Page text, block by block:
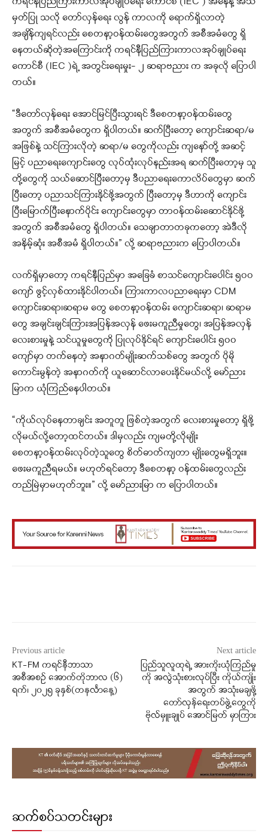
မှတ်ပြု သလို တော်လှန်ရေး လွန် ကာလကို ရောက်ရှိလာတဲ့
အချိန်ကျရင်လည်း စေတနာ့ဝန်ထမ်းတွေအတွက် အစီအမံတွေ ရှိ
နေတယ်ဆိုတဲ့အကြောင်းကို ကရင်နီပြည်ကြားကာလအုပ်ချုပ်ရေး
ကောင်စီ (IEC )ရဲ့ အတွင်းရေးမှုး- ၂ ဆရာဗညား က အခုလို ပြောပါ
တယ်။
“ဒီတော်လှန်ရေး အောင်မြင်ပြီးသွားရင် ဒီစေတနာ့ဝန်ထမ်းတွေ
အတွက် အစီအမံတွေက ရှိပါတယ်။ ဆက်ပြီးတော့ ကျောင်းဆရာ/မ
အဖြစ်နဲ့ သင်ကြားလိုတဲ့ ဆရာ/မ တွေကိုလည်း ကျနော်တို့ အဆင့်
မြင့် ပညာရေးကျောင်းတွေ လုပ်ထုံးလုပ်နည်းအရ ဆက်ပြီးတော့မှ သူ
တို့တွေကို သယ်ဆောင်ပြီးတော့မှ ဒီပညာရေးကောလိပ်တွေမှာ ဆက်
ပြီးတော့ ပညာသင်ကြားနိုင်ဖို့အတွက် ပြီးတော့မှ ဒီဟာကို ကျောင်း
ပြီးမြောက်ပြီးနောက်ပိုင်း ကျောင်း​တွေမှာ တာဝန်ထမ်းဆောင်နိုင်ဖို့
အတွက် အစီအမံတွေ ရှိပါတယ်။ သေချာတာတခုကတော့ အဲဒီလို
အနိမ့်ဆုံး အစီအမံ ရှိပါတယ်။” လို့ ဆရာဗညားက ပြောပါတယ်။
လက်ရှိမှာတော့ ကရင်နီပြည်မှာ အခြေခံ စာသင်ကျောင်းပေါင်း ၅၀၀
ကျော် ဖွင့်လှစ်ထားနိုင်ပါတယ်။ ကြားကာလပညာရေးမှာ CDM
ကျောင်းဆရာ၊ဆရာမ တွေ စေတနာ့ဝန်ထမ်း ကျောင်းဆရာ၊ ဆရာမ
တွေ အချင်းချင်းကြားအပြန်အလှန် ဖေးမကူညီမှုတွေ၊ အပြန်အလှန်
လေးစားမှုနဲ့ သင်ယူမှုတွေကို ပြုလုပ်နိုင်ရင် ကျောင်းပေါင်း ၅၀၀
ကျော်မှာ တက်နေတဲ့ အနာဂတ်မျိုးဆက်သစ်တွေ အတွက် ပိုမို
ကောင်းမွန်တဲ့ အနာဂတ်ကို ယူဆောင်လာပေးနိုင်မယ်လို့ မော်ညား
မြာက ယုံကြည်နေပါတယ်။
“ကိုယ်လုပ်နေတာချင်း အတူတူ ဖြစ်တဲ့အတွက် လေးစားမှုတော့ ရှိဖို့
လိုမယ်လို့တော့ထင်တယ်။ ဒါမှလည်း ကျမတို့လိုမျိုး
စေတနာ့ဝန်ထမ်းလုပ်တဲ့သူတွေ စိတ်ဓာတ်ကျတာ မျိုးတွေမရှိဘူး။
ဖေးမကူညီရမယ်။ မဟုတ်ရင်တော့ ဒီစေတနာ့ ဝန်ထမ်းတွေလည်း
တည်မြဲမှာမဟုတ်ဘူး။” လို့ မော်ညားမြာ က ပြောပါတယ်။
Previous article
KT-FM ကရင်နီဘာသာ
အစီအစဉ် အောက်တိုဘာလ (၆)
ရက်၊ ၂၀၂၅ ခုနှစ်(တနင်္လာနေ့)
Next article
ပြည်သူလူထုရဲ့ အားကိုးယုံကြည်မှု
ကို အလွဲသုံးစားလုပ်ပြီး ကိုယ်ကျိုး
အတွက် အသုံးမချဖို့
တော်လှန်ရေးတပ်ဖွဲ့တွေကို
ဗိုလ်မှူးချုပ် အောင်မြတ် မှာကြား
ဆက်စပ်သတင်းများ